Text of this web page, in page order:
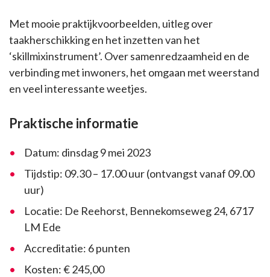
Met mooie praktijkvoorbeelden, uitleg over
taakherschikking en het inzetten van het
‘skillmixinstrument’. Over samenredzaamheid en de
verbinding met inwoners, het omgaan met weerstand
en veel interessante weetjes.
Praktische informatie
Datum: dinsdag 9 mei 2023
Tijdstip: 09.30 – 17.00 uur (ontvangst vanaf 09.00
uur)
Locatie: De Reehorst, Bennekomseweg 24, 6717
LM Ede
Accreditatie: 6 punten
Kosten: € 245,00